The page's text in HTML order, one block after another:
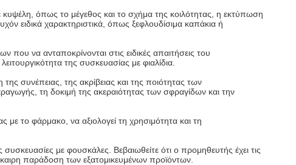
κυψέλη, όπως το μέγεθος και το σχήμα της κοιλότητας, η εκτύπωση
ειδικά χαρακτηριστικά, όπως ξεφλουδίσιμα καπάκια ή
που να ανταποκρίνονται στις ειδικές απαιτήσεις του
της συσκευασίας με φιαλίδια.
συνέπειας, της ακρίβειας και της ποιότητας των
τη δοκιμή της ακεραιότητας των σφραγίδων και την
με το φάρμακο, να αξιολογεί τη χρησιμότητα και τη
με φουσκάλες. Βεβαιωθείτε ότι ο προμηθευτής έχει τις
παράδοση των εξατομικευμένων προϊόντων.